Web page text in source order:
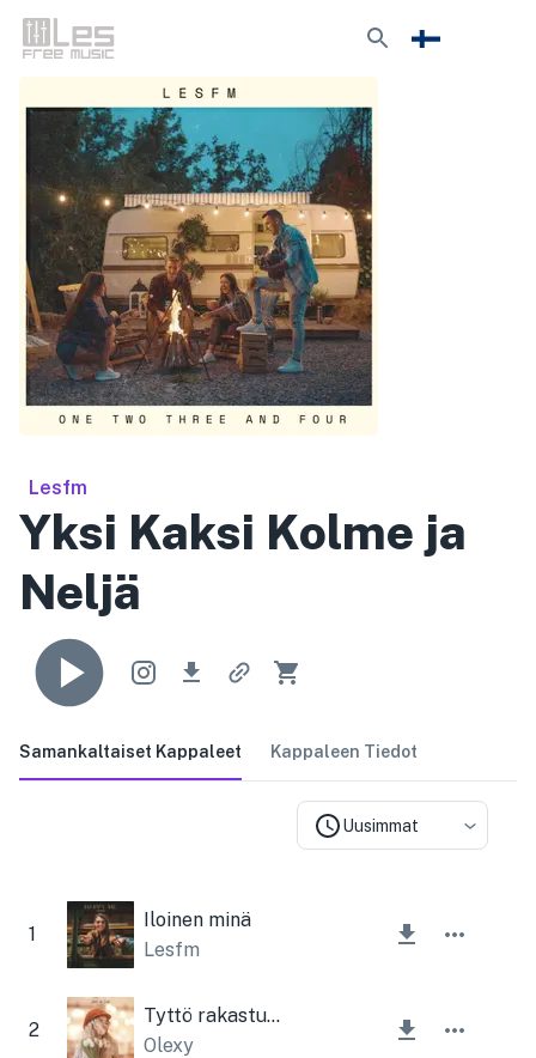
Lesfm
Yksi Kaksi Kolme ja
Neljä
Samankaltaiset Kappaleet Kappaleen Tiedot
Uusimmat
1
Iloinen minä
Lesfm
2
Tyttö rakastunut
Olexy